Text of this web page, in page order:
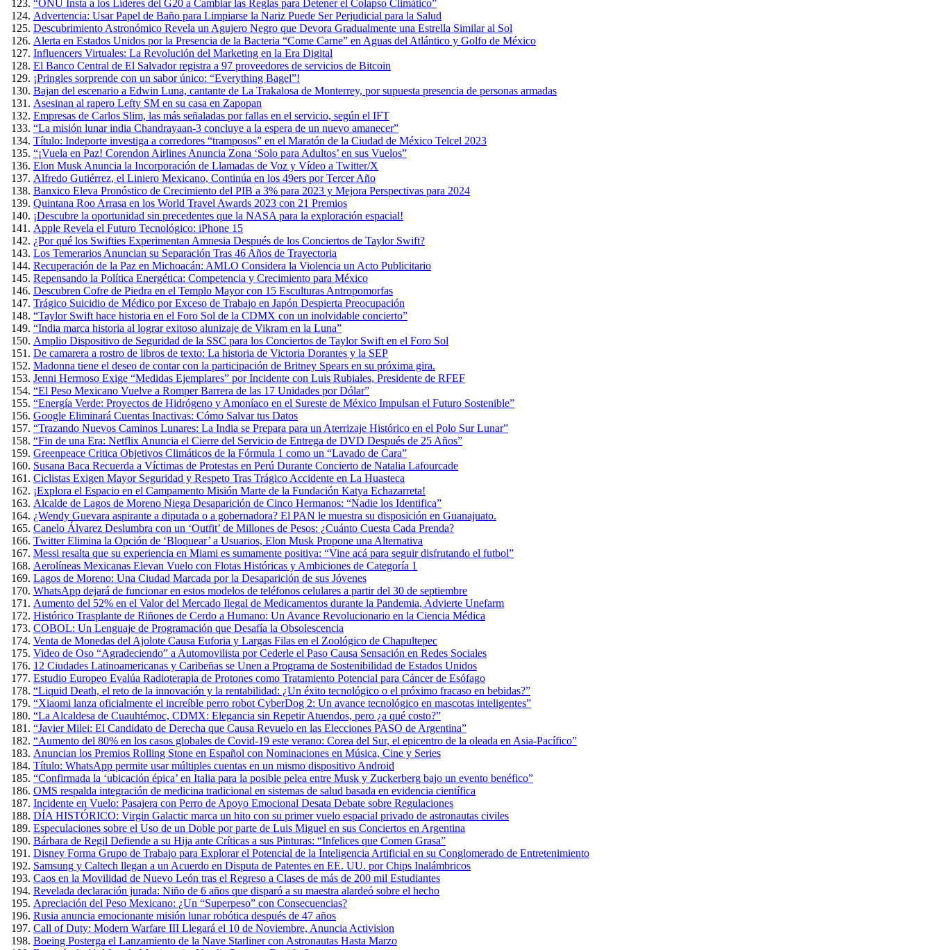
“ONU Insta a los Líderes del G20 a Cambiar las Reglas para Detener el Colapso Climático”
Advertencia: Usar Papel de Baño para Limpiarse la Nariz Puede Ser Perjudicial para la Salud
Descubrimiento Astronómico Revela un Agujero Negro que Devora Gradualmente una Estrella Similar al Sol
Alerta en Estados Unidos por la Presencia de la Bacteria “Come Carne” en Aguas del Atlántico y Golfo de México
Influencers Virtuales: La Revolución del Marketing en la Era Digital
El Banco Central de El Salvador registra a 97 proveedores de servicios de Bitcoin
¡Pringles sorprende con un sabor único: “Everything Bagel”!
Bajan del escenario a Edwin Luna, cantante de La Trakalosa de Monterrey, por supuesta presencia de personas armadas
Asesinan al rapero Lefty SM en su casa en Zapopan
Empresas de Carlos Slim, las más señaladas por fallas en el servicio, según el IFT
“La misión lunar india Chandrayaan-3 concluye a la espera de un nuevo amanecer”
Título: Indeporte investiga a corredores “tramposos” en el Maratón de la Ciudad de México Telcel 2023
“¡Vuela en Paz! Corendon Airlines Anuncia Zona ‘Solo para Adultos’ en sus Vuelos”
Elon Musk Anuncia la Incorporación de Llamadas de Voz y Vídeo a Twitter/X
Alfredo Gutiérrez, el Liniero Mexicano, Continúa en los 49ers por Tercer Año
Banxico Eleva Pronóstico de Crecimiento del PIB a 3% para 2023 y Mejora Perspectivas para 2024
Quintana Roo Arrasa en los World Travel Awards 2023 con 21 Premios
¡Descubre la oportunidad sin precedentes que la NASA para la exploración espacial!
Apple Revela el Futuro Tecnológico: iPhone 15
¿Por qué los Swifties Experimentan Amnesia Después de los Conciertos de Taylor Swift?
Los Temerarios Anuncian su Separación Tras 46 Años de Trayectoria
Recuperación de la Paz en Michoacán: AMLO Considera la Violencia un Acto Publicitario
Repensando la Política Energética: Competencia y Crecimiento para México
Descubren Cofre de Piedra en el Templo Mayor con 15 Esculturas Antropomorfas
Trágico Suicidio de Médico por Exceso de Trabajo en Japón Despierta Preocupación
“Taylor Swift hace historia en el Foro Sol de la CDMX con un inolvidable concierto”
“India marca historia al lograr exitoso alunizaje de Vikram en la Luna”
Amplio Dispositivo de Seguridad de la SSC para los Conciertos de Taylor Swift en el Foro Sol
De camarera a rostro de libros de texto: La historia de Victoria Dorantes y la SEP
Madonna tiene el deseo de contar con la participación de Britney Spears en su próxima gira.
Jenni Hermoso Exige “Medidas Ejemplares” por Incidente con Luis Rubiales, Presidente de RFEF
“El Peso Mexicano Vuelve a Romper Barrera de las 17 Unidades por Dólar”
“Energía Verde: Proyectos de Hidrógeno y Amoníaco en el Sureste de México Impulsan el Futuro Sostenible”
Google Eliminará Cuentas Inactivas: Cómo Salvar tus Datos
“Trazando Nuevos Caminos Lunares: La India se Prepara para un Aterrizaje Histórico en el Polo Sur Lunar”
“Fin de una Era: Netflix Anuncia el Cierre del Servicio de Entrega de DVD Después de 25 Años”
Greenpeace Critica Objetivos Climáticos de la Fórmula 1 como un “Lavado de Cara”
Susana Baca Recuerda a Víctimas de Protestas en Perú Durante Concierto de Natalia Lafourcade
Ciclistas Exigen Mayor Seguridad y Respeto Tras Trágico Accidente en La Huasteca
¡Explora el Espacio en el Campamento Misión Marte de la Fundación Katya Echazarreta!
Alcalde de Lagos de Moreno Niega Desaparición de Cinco Hermanos: “Nadie los Identifica”
¿Wendy Guevara aspirante a diputada o a gobernadora? El PAN le muestra su disposición en Guanajuato.
Canelo Álvarez Deslumbra con un ‘Outfit’ de Millones de Pesos: ¿Cuánto Cuesta Cada Prenda?
Twitter Elimina la Opción de ‘Bloquear’ a Usuarios, Elon Musk Propone una Alternativa
Messi resalta que su experiencia en Miami es sumamente positiva: “Vine acá para seguir disfrutando el futbol”
Aerolíneas Mexicanas Elevan Vuelo con Flotas Históricas y Ambiciones de Categoría 1
Lagos de Moreno: Una Ciudad Marcada por la Desaparición de sus Jóvenes
WhatsApp dejará de funcionar en estos modelos de teléfonos celulares a partir del 30 de septiembre
Aumento del 52% en el Valor del Mercado Ilegal de Medicamentos durante la Pandemia, Advierte Unefarm
Histórico Trasplante de Riñones de Cerdo a Humano: Un Avance Revolucionario en la Ciencia Médica
COBOL: Un Lenguaje de Programación que Desafía la Obsolescencia
Venta de Monedas del Ajolote Causa Euforia y Largas Filas en el Zoológico de Chapultepec
Video de Oso “Agradeciendo” a Automovilista por Cederle el Paso Causa Sensación en Redes Sociales
12 Ciudades Latinoamericanas y Caribeñas se Unen a Programa de Sostenibilidad de Estados Unidos
Estudio Europeo Evalúa Radioterapia de Protones como Tratamiento Potencial para Cáncer de Esófago
“Liquid Death, el reto de la innovación y la rentabilidad: ¿Un éxito tecnológico o el próximo fracaso en bebidas?”
“Xiaomi lanza oficialmente el increíble perro robot CyberDog 2: Un avance tecnológico en mascotas inteligentes”
“La Alcaldesa de Cuauhtémoc, CDMX: Elegancia sin Repetir Atuendos, pero ¿a qué costo?”
“Javier Milei: El Candidato de Derecha que Causa Revuelo en las Elecciones PASO de Argentina”
“Aumento del 80% en los casos globales de Covid-19 este verano: Corea del Sur, el epicentro de la oleada en Asia-Pacífico”
Anuncian los Premios Rolling Stone en Español con Nominaciones en Música, Cine y Series
Título: WhatsApp permite usar múltiples cuentas en un mismo dispositivo Android
“Confirmada la ‘ubicación épica’ en Italia para la posible pelea entre Musk y Zuckerberg bajo un evento benéfico”
OMS respalda integración de medicina tradicional en sistemas de salud basada en evidencia científica
Incidente en Vuelo: Pasajera con Perro de Apoyo Emocional Desata Debate sobre Regulaciones
DÍA HISTÓRICO: Virgin Galactic marca un hito con su primer vuelo espacial privado de astronautas civiles
Especulaciones sobre el Uso de un Doble por parte de Luis Miguel en sus Conciertos en Argentina
Bárbara de Regil Defiende a su Hija ante Críticas a sus Pinturas: “Infelices que Comen Grasa”
Disney Forma Grupo de Trabajo para Explorar el Potencial de la Inteligencia Artificial en su Conglomerado de Entretenimiento
Samsung y Caltech llegan a un Acuerdo en Disputa de Patentes en EE. UU. por Chips Inalámbricos
Caos en la Movilidad de Nuevo León tras el Regreso a Clases de más de 200 mil Estudiantes
Revelada declaración jurada: Niño de 6 años que disparó a su maestra alardeó sobre el hecho
Apreciación del Peso Mexicano: ¿Un “Superpeso” con Consecuencias?
Rusia anuncia emocionante misión lunar robótica después de 47 años
Call of Duty: Modern Warfare III Llegará el 10 de Noviembre, Anuncia Activision
Boeing Posterga el Lanzamiento de la Nave Starliner con Astronautas Hasta Marzo